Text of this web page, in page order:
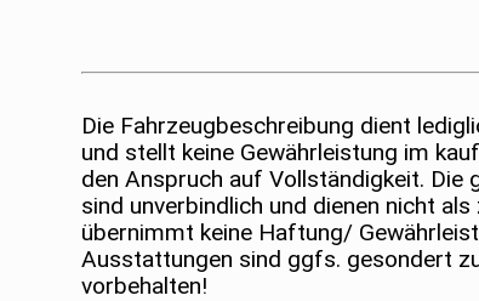
Die Fahrzeugbeschreibung dient
und stellt keine Gewährleistung im
den Anspruch auf Vollständigkeit. Die
sind unverbindlich und dienen nicht
übernimmt keine Haftung/
Ausstattungen sind ggfs. gesondert
vorbehalten!